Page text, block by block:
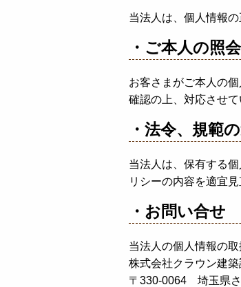
当法人は、個人情報
・ご本人の照会
お客さまがご本人の
確認の上、対応させて
・法令、規範
当法人は、保有する
リシーの内容を適宜
・お問い合せ
当法人の個人情報の
株式会社クラウン建
〒330-0064 埼玉県